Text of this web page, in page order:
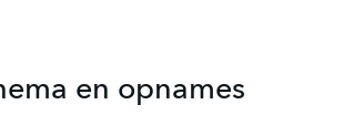
en opnames